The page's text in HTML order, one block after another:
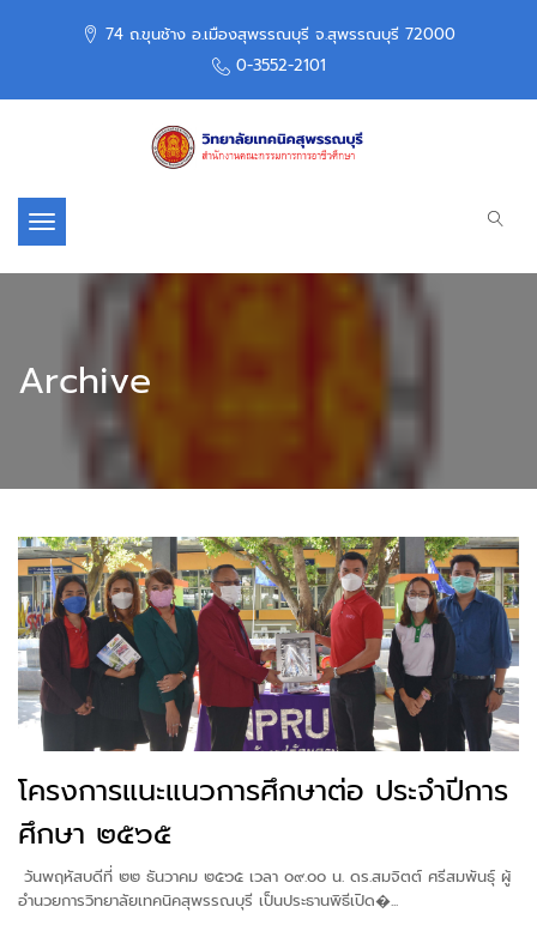
74 ถ.ขุนช้าง อ.เมืองสุพรรณบุรี จ.สุพรรณบุรี 72000
0-3552-2101
Toggle navigation
Archive
โครงการแนะแนวการศึกษาต่อ ประจำปีการ
ศึกษา ๒๕๖๕
วันพฤหัสบดีที่ ๒๒ ธันวาคม ๒๕๖๕ เวลา ๐๙.๐๐ น. ดร.สมจิตต์ ศรีสมพันธุ์ ผู้
อำนวยการวิทยาลัยเทคนิคสุพรรณบุรี เป็นประธานพิธีเปิด�...